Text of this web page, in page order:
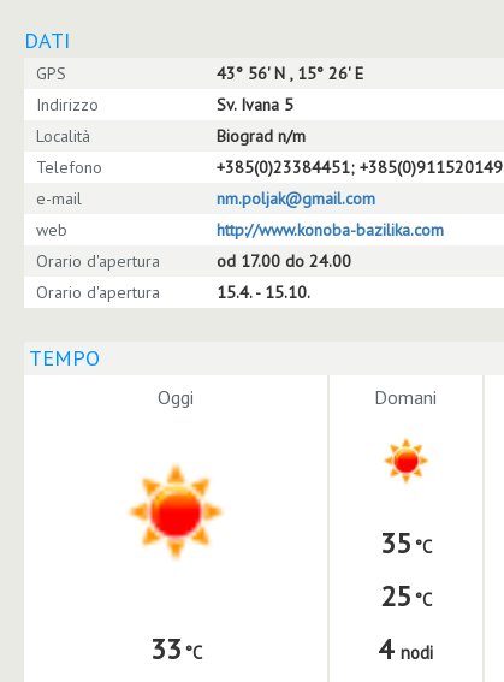
DATI
GPS
43° 56' N , 15° 26' E
Indirizzo
Sv. Ivana 5
Località
Biograd n/m
Telefono
+385(0)23384451; +385(0)911520149
e-mail
nm.poljak@gmail.com
web
http://www.konoba-bazilika.com
Orario d'apertura
od 17.00 do 24.00
Orario d'apertura
15.4. - 15.10.
TEMPO
Oggi
33
Domani
35
25
4 nodi